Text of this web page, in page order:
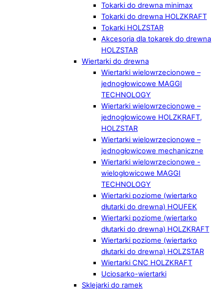
Tokarki do drewna minimax
Tokarki do drewna HOLZKRAFT
Tokarki HOLZSTAR
Akcesoria dla tokarek do drewna
HOLZSTAR
Wiertarki do drewna
Wiertarki wielowrzecionowe –
jednogłowicowe MAGGI
TECHNOLOGY
Wiertarki wielowrzecionowe –
jednogłowicowe HOLZKRAFT,
HOLZSTAR
Wiertarki wielowrzecionowe –
jednogłowicowe mechaniczne
Wiertarki wielowrzecionowe -
wielogłowicowe MAGGI
TECHNOLOGY
Wiertarki poziome (wiertarko
dłutarki do drewna) HOUFEK
Wiertarki poziome (wiertarko
dłutarki do drewna) HOLZKRAFT
Wiertarki poziome (wiertarko
dłutarki do drewna) HOLZSTAR
Wiertarki CNC HOLZKRAFT
Uciosarko-wiertarki
Sklejarki do ramek